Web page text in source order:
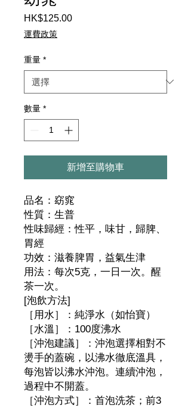
HK$125.00價
運費政策
重量 *
數量 *
新增至購物車
品名：窈窕
性質：生普
性味歸經：性平，味甘，歸脾、
胃經
功效：滋養脾胃，益氣生津
用法：每次5克，一日一次。醒
茶一次。
[泡飲方法]
［用水］：純淨水（如怡寶）
［水溫］：100度沸水
［沖泡建議］：沖泡選擇相對不
燙手的蓋碗，以沸水徹底溫具，
每泡皆以沸水沖泡。連續沖泡，
過程中不開蓋。
［沖泡方式］：首泡洗茶；前3